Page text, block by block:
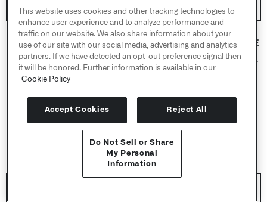
Send feedback
添加多边形筛选：允许在地图上绘制一个多边形，这将在
数据源设置为当前集的面板中所有点图层上创建一个多边
形筛选。按照以下步骤绘制筛选：
然后，单击地图上的任意位置以指定多边形的第一个
最后，再次单击第一个点以完成多边形的绘制。
This website uses cookies and other tracking technologies to
enhance user experience and to analyze performance and
traffic on our website. We also share information about your
use of our site with our social media, advertising and analytics
partners. If we have detected an opt-out preference signal then
it will be honored. Further information is available in our
Cookie Policy
Accept Cookies Reject All
Do Not Sell or Share
My Personal
Information